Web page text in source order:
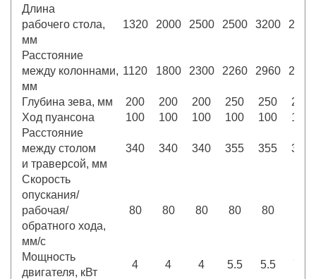
Длина
рабочего стола,
мм
1320 2000 2500 2500 3200 2500
Расстояние
между колоннами,
мм
1120 1800 2300 2260 2960 2240
Глубина зева, мм 200 200 200 250 250
250
Ход пуансона
100 100 100 100 100
100
Расстояние
между столом
и траверсой, мм
340 340 340 355 355 355
Скорость
опускания/
рабочая/
обратного хода,
мм/с
80 80 80 80 80
Мощность
двигателя, кВт
4 4 4 5.5 5.5 7.5